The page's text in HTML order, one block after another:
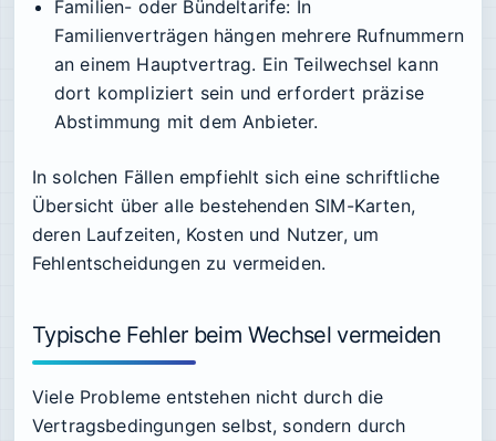
Familien- oder Bündeltarife: In
Familienverträgen hängen mehrere Rufnummern
an einem Hauptvertrag. Ein Teilwechsel kann
dort kompliziert sein und erfordert präzise
Abstimmung mit dem Anbieter.
In solchen Fällen empfiehlt sich eine schriftliche
Übersicht über alle bestehenden SIM-Karten,
deren Laufzeiten, Kosten und Nutzer, um
Fehlentscheidungen zu vermeiden.
Typische Fehler beim Wechsel vermeiden
Viele Probleme entstehen nicht durch die
Vertragsbedingungen selbst, sondern durch